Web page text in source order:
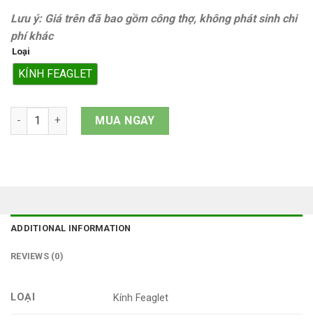
Lưu ý: Giá trên đã bao gồm công thợ, không phát sinh chi
phí khác
Loại
KÍNH FEAGLET
Mặt kính iPhone 13 quantity
MUA NGAY
ADDITIONAL INFORMATION
REVIEWS (0)
LOẠI Kính Feaglet